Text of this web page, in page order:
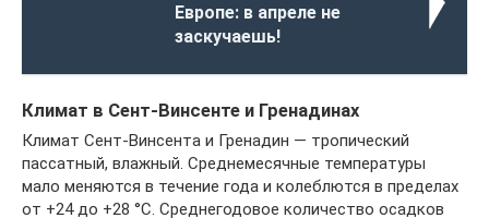
Европе: в апреле не
заскучаешь!
Климат в Сент-Винсенте и Гренадинах
Климат Сент-Винсента и Гренадин — тропический
пассатный, влажный. Среднемесячные температуры
мало меняются в течение года и колеблются в пределах
от +24 до +28 °C. Среднегодовое количество осадков